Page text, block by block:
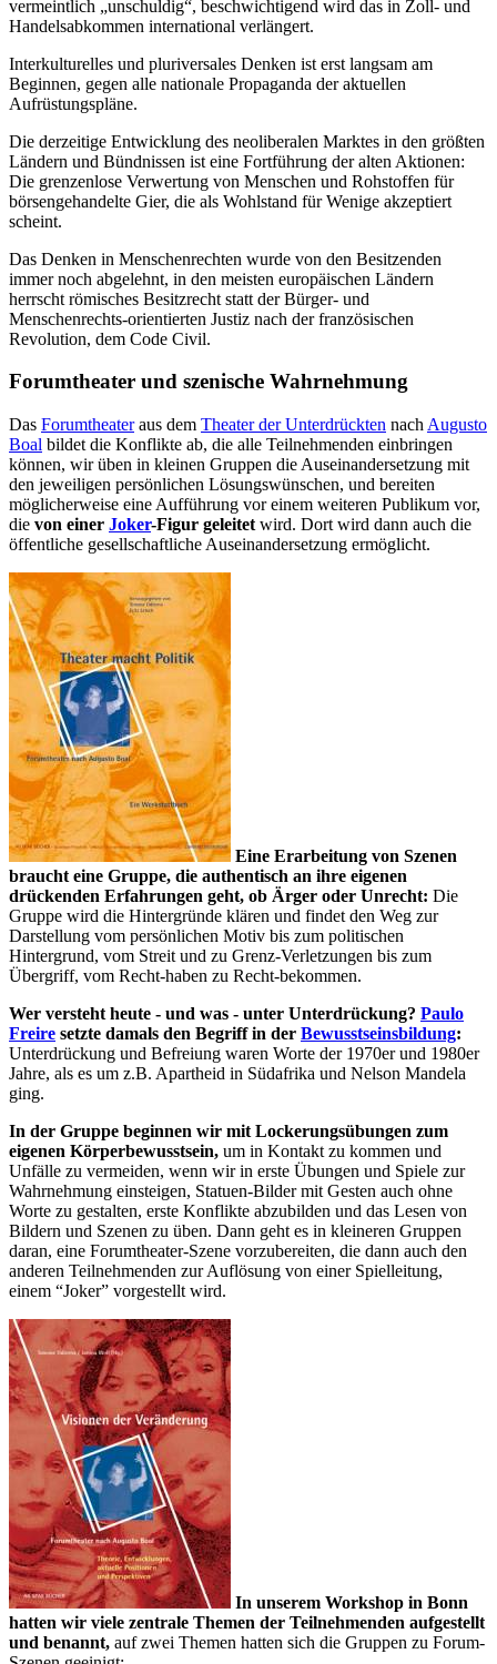
vermeintlich „unschuldig“, beschwichtigend wird das in Zoll- und
Handelsabkommen international verlängert.
Interkulturelles und pluriversales Denken ist erst langsam am
Beginnen, gegen alle nationale Propaganda der aktuellen
Aufrüstungspläne.
Die derzeitige Entwicklung des neoliberalen Marktes in den größten
Ländern und Bündnissen ist eine Fortführung der alten Aktionen:
Die grenzenlose Verwertung von Menschen und Rohstoffen für
börsengehandelte Gier, die als Wohlstand für Wenige akzeptiert
scheint.
Das Denken in Menschenrechten wurde von den Besitzenden
immer noch abgelehnt, in den meisten europäischen Ländern
herrscht römisches Besitzrecht statt der Bürger- und
Menschenrechts-orientierten Justiz nach der französischen
Revolution, dem Code Civil.
Forumtheater und szenische Wahrnehmung
Das Forumtheateraus dem Theater der Unterdrückten nach Augusto
Boal bildet die Konflikte ab, die alle Teilnehmenden einbringen
können, wir üben in kleinen Gruppen die Auseinandersetzung mit
den jeweiligen persönlichen Lösungswünschen, und bereiten
möglicherweise eine Aufführung vor einem weiteren Publikum vor,
die von einer Joker-Figur geleitet wird. Dort wird dann auch die
öffentliche gesellschaftliche Auseinandersetzung ermöglicht.
Eine Erarbeitung von Szenen
braucht eine Gruppe, die authentisch an ihre eigenen
drückenden Erfahrungen geht, ob Ärger oder Unrecht: Die
Gruppe wird die Hintergründe klären und findet den Weg zur
Darstellung vom persönlichen Motiv bis zum politischen
Hintergrund, vom Streit und zu Grenz-Verletzungen bis zum
Übergriff, vom Recht-haben zu Recht-bekommen.
Wer versteht heute - und was - unter Unterdrückung? Paulo
Freire setzte damals den Begriff in der Bewusstseinsbildung:
Unterdrückung und Befreiung waren Worte der 1970er und 1980er
Jahre, als es um z.B. Apartheid in Südafrika und Nelson Mandela
ging.
In der Gruppe beginnen wir mit Lockerungsübungen zum
eigenen Körperbewusstsein, um in Kontakt zu kommen und
Unfälle zu vermeiden, wenn wir in erste Übungen und Spiele zur
Wahrnehmung einsteigen, Statuen-Bilder mit Gesten auch ohne
Worte zu gestalten, erste Konflikte abzubilden und das Lesen von
Bildern und Szenen zu üben. Dann geht es in kleineren Gruppen
daran, eine Forumtheater-Szene vorzubereiten, die dann auch den
anderen Teilnehmenden zur Auflösung von einer Spielleitung,
einem “Joker” vorgestellt wird.
In unserem Workshop in Bonn
hatten wir viele zentrale Themen der Teilnehmenden aufgestellt
und benannt, auf zwei Themen hatten sich die Gruppen zu Forum-